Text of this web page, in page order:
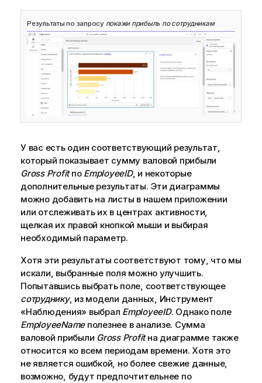
Результаты по запросу покажи прибыль по сотрудникам
У вас есть один соответствующий результат,
который показывает сумму валовой прибыли
Gross Profitпо EmployeeID, и некоторые
дополнительные результаты. Эти диаграммы
можно добавить на листы в нашем приложении
или отслеживать их в центрах активности,
щелкая их правой кнопкой мыши и выбирая
необходимый параметр.
Хотя эти результаты соответствуют тому, что мы
искали, выбранные поля можно улучшить.
Попытавшись выбрать поле, соответствующее
сотруднику, из модели данных, Инструмент
«Наблюдения» выбрал EmployeeID. Однако поле
EmployeeNameполезнее в анализе. Сумма
валовой прибыли Gross Profitна диаграмме также
относится ко всем периодам времени. Хотя это
не является ошибкой, но более свежие данные,
возможно, будут предпочтительнее по